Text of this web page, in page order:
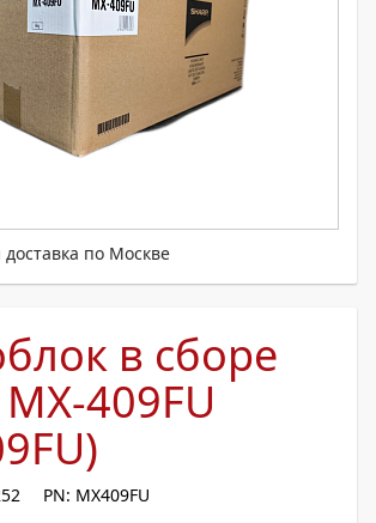
доставка по Москве
в сборе
409FU
PN: MX409FU